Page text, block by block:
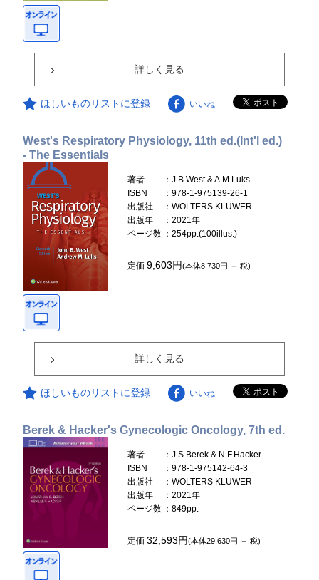
詳しく見る
ほしいものリストに登録 いいね
West's Respiratory Physiology, 11th ed.(Int'l ed.)
- The Essentials
著者
：J.B.West & A.M.Luks
ISBN
：978-1-975139-26-1
出版社
：WOLTERS KLUWER
出版年
：2021年
ページ数 ：254pp.(100illus.)
定価9,603円(本体8,730円 ＋ 税)
詳しく見る
ほしいものリストに登録 いいね
Berek & Hacker's Gynecologic Oncology, 7th ed.
著者
：J.S.Berek & N.F.Hacker
ISBN
：978-1-975142-64-3
出版社
：WOLTERS KLUWER
出版年
：2021年
ページ数 ：849pp.
定価32,593円(本体29,630円 ＋ 税)